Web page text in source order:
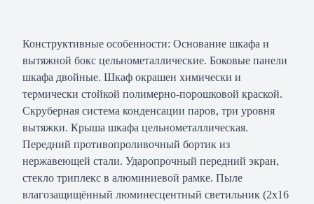
Конструктивные особенности: Основание шкафа и
вытяжной бокс цельнометаллические. Боковые панели
шкафа двойные. Шкаф окрашен химически и
термически стойкой полимерно-порошковой краской.
Скруберная система конденсации паров, три уровня
вытяжки. Крыша шкафа цельнометаллическая.
Передний противопроливочный бортик из
нержавеющей стали. Ударопрочный передний экран,
стекло триплекс в алюминиевой рамке. Пыле
влагозащищённый люминесцентный светильник (2х16